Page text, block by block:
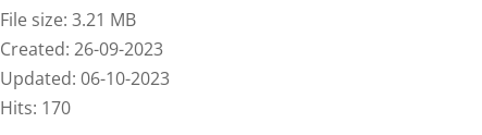
File size: 3.21 MB
Created: 26-09-2023
Updated: 06-10-2023
Hits: 170